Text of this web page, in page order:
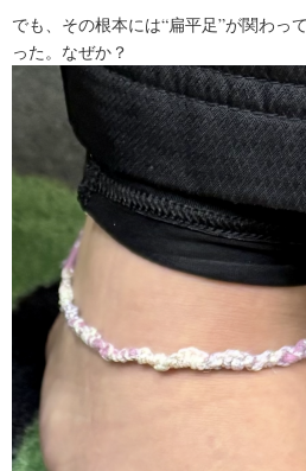
でも、その根本には“扁平足”が関わっ
った。なぜか？